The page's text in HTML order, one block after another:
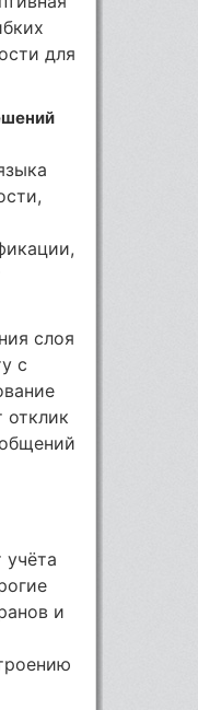
для
слоя
с
отклик
и